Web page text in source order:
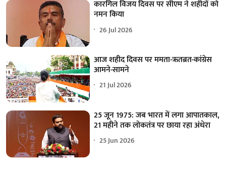
कारगिल विजय दिवस पर सीएम ने शहीदों को
नमन किया
26 Jul 2026
आज शहीद दिवस पर ममता-ऋतब्रत-कांग्रेस
आमने-सामने
21 Jul 2026
25 जून 1975: जब भारत में लगा आपातकाल,
21 महीने तक लोकतंत्र पर छाया रहा अंधेरा
25 Jun 2026